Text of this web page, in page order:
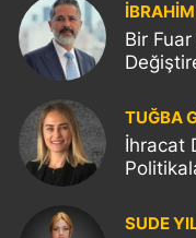
Bir
TUĞBA
İhracat
SUDE